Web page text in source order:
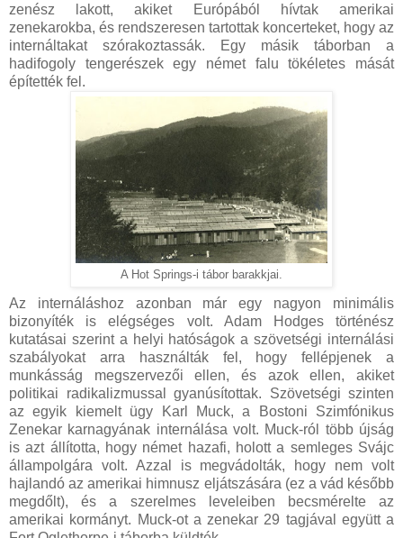
zenész lakott, akiket Európából hívtak amerikai
zenekarokba, és rendszeresen tartottak koncerteket, hogy az
internáltakat szórakoztassák. Egy másik táborban a
hadifogoly tengerészek egy német falu tökéletes mását
építették fel.
A Hot Springs-i tábor barakkjai.
Az internáláshoz azonban már egy nagyon minimális
bizonyíték is elégséges volt. Adam Hodges történész
kutatásai szerint a helyi hatóságok a szövetségi internálási
szabályokat arra használták fel, hogy fellépjenek a
munkásság megszervezői ellen, és azok ellen, akiket
politikai radikalizmussal gyanúsítottak. Szövetségi szinten
az egyik kiemelt ügy Karl Muck, a Bostoni Szimfónikus
Zenekar karnagyának internálása volt. Muck-ról több újság
is azt állította, hogy német hazafi, holott a semleges Svájc
állampolgára volt. Azzal is megvádolták, hogy nem volt
hajlandó az amerikai himnusz eljátszására (ez a vád később
megdőlt), és a szerelmes leveleiben becsmérelte az
amerikai kormányt. Muck-ot a zenekar 29 tagjával együtt a